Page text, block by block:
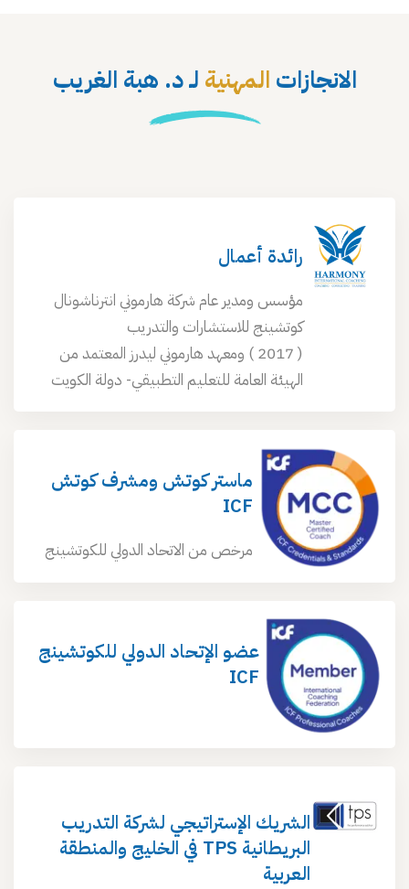
الانجازات المهنية لـ د. هبة الغريب
رائدة أعمال
مؤسس ومدير عام شركة هارموني انترناشونال
كوتشينج للاستشارات والتدريب
( 2017 ) ومعهد هارموني ليدرز المعتمد من
الهيئة العامة للتعليم التطبيقي- دولة الكويت
ماستر كوتش ومشرف كوتش
ICF
مرخص من الاتحاد الدولي للكوتشينج
عضو الإتحاد الدولي للكوتشينج
ICF
الشريك الإستراتيجي لشركة التدريب
البريطانية TPS في الخليج والمنطقة
العربية